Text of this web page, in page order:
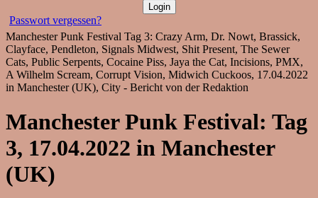
Passwort vergessen?
Manchester Punk Festival Tag 3: Crazy Arm, Dr. Nowt, Brassick,
Clayface, Pendleton, Signals Midwest, Shit Present, The Sewer
Cats, Public Serpents, Cocaine Piss, Jaya the Cat, Incisions, PMX,
A Wilhelm Scream, Corrupt Vision, Midwich Cuckoos, 17.04.2022
in Manchester (UK), City - Bericht von der Redaktion
Manchester Punk Festival: Tag
3, 17.04.2022 in Manchester
(UK)